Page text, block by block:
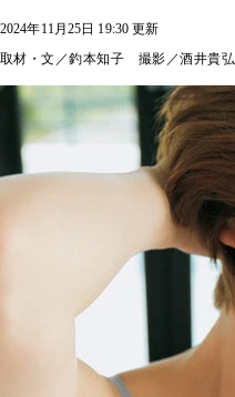
2024年11月25日 19:30 更新
取材・文／釣本知子 撮影／酒井貴弘